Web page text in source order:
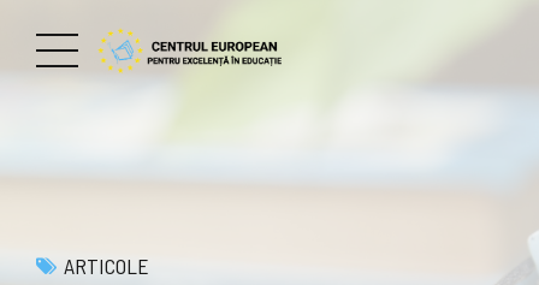
ARTICOLE